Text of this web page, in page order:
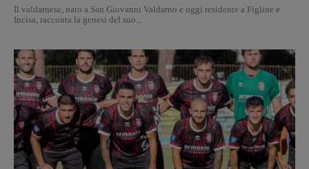
Il valdarnese, nato a San Giovanni Valdarno e oggi residente a Figline e
Incisa, racconta la genesi del suo...